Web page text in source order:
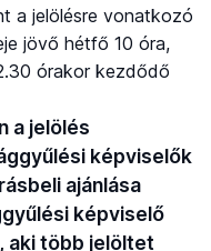
a jelölésre vonatkozó
jövő hétfő 10 óra,
órakor kezdődő
a jelölés
képviselők
ajánlása
képviselő
aki több jelöltet